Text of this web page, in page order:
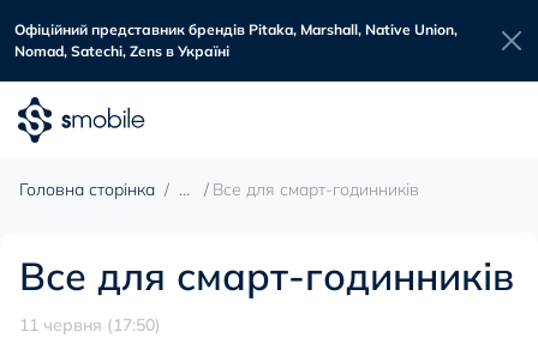
Офіційний представник брендів Pitaka, Marshall, Native Union,
Nomad, Satechi, Zens в Україні
Головна сторінка Все для смарт-годинників
Все для смарт-годинників
11 червня (17:50)